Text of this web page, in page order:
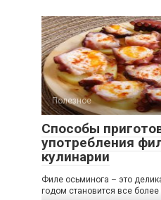
Полезное
Способы
употребления
кулинарии
Филе осьминога – это
годом становится все